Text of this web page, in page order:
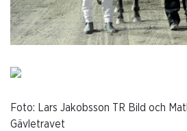
Foto: Lars Jakobsson TR Bild och
Gävletravet